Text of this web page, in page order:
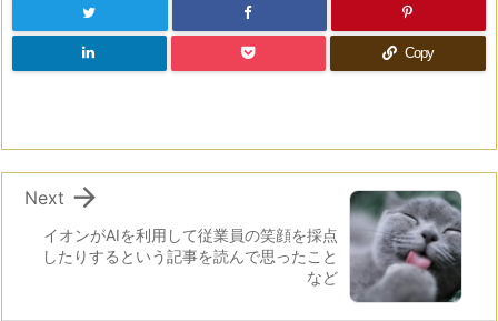
Copy
イオンがAIを利用して従業員の笑顔を採点
したりするという記事を読んで思ったこと
など

Next